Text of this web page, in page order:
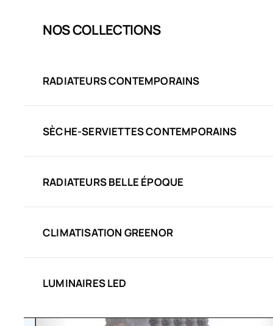
NOS COLLECTIONS
RADIATEURS CONTEMPORAINS
SÈCHE-SERVIETTES CONTEMPORAINS
RADIATEURS BELLE ÉPOQUE
CLIMATISATION GREENOR
LUMINAIRES LED